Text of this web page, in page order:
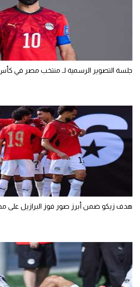
جلسة التصوير الرسمية لـ منتخب مصر في كأس
هدف زيكو ضمن أبرز صور فوز البرازيل على